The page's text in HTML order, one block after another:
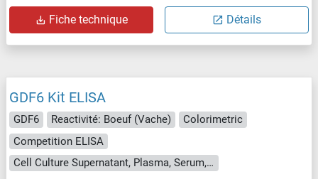
Fiche technique Détails
GDF6 Kit ELISA
GDF6 Reactivité: Boeuf (Vache)
Colorimetric
Competition ELISA
Cell Culture Supernatant, Plasma, Serum, Tissue Homogenate